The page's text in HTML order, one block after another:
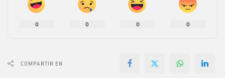
0 0 0 0
COMPARTIR EN